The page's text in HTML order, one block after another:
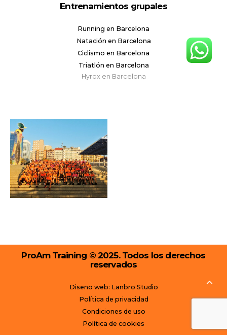
Entrenamientos grupales
Running en Barcelona
Natación en Barcelona
Ciclismo en Barcelona
Triatlón en Barcelona
Hyrox en Barcelona
ProAm Training © 2025. Todos los derechos
reservados
Diseno web: Lanbro Studio
Política de privacidad
Condiciones de uso
Política de cookies